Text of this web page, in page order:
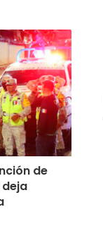
de